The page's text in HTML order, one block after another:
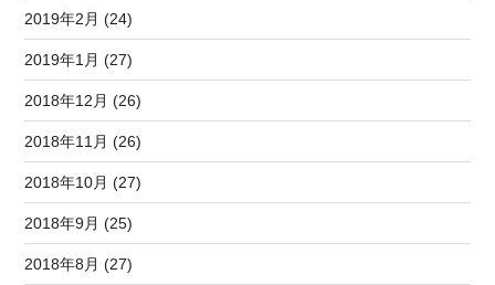
2019年2月 (24)
2019年1月 (27)
2018年12月 (26)
2018年11月 (26)
2018年10月 (27)
2018年9月 (25)
2018年8月 (27)